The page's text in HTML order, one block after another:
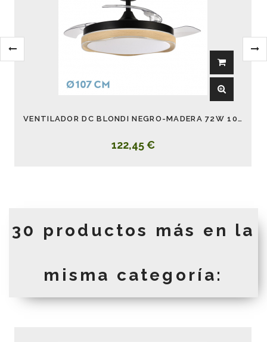
VENTILADOR DC BLONDI NEGRO-MADERA 72W 107 CM
122,45 €
30 productos más en la
misma categoría: